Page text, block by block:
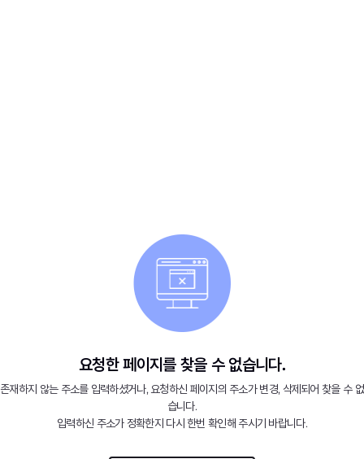
요청한 페이지를 찾을 수 없습니다.
존재하지 않는 주소를 입력하셨거나, 요청하신 페이지의 주소가 변경, 삭제되어 찾을 수 없
습니다.
입력하신 주소가 정확한지 다시 한번 확인해 주시기 바랍니다.